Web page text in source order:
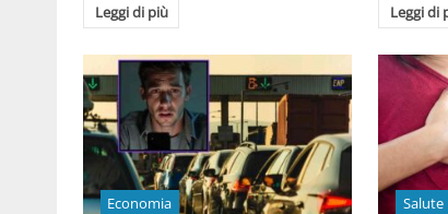
Leggi di più Leggi di
Economia Salute